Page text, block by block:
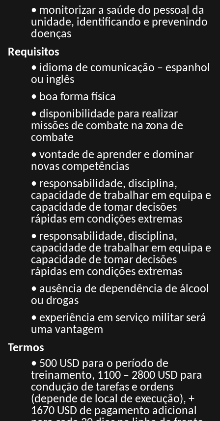
• monitorizar a saúde do pessoal da
unidade, identificando e prevenindo
doenças
Requisitos
• idioma de comunicação – espanhol
ou inglês
• boa forma física
• disponibilidade para realizar
missões de combate na zona de
combate
• vontade de aprender e dominar
novas competências
• responsabilidade, disciplina,
capacidade de trabalhar em equipa e
capacidade de tomar decisões
rápidas em condições extremas
• responsabilidade, disciplina,
capacidade de trabalhar em equipa e
capacidade de tomar decisões
rápidas em condições extremas
• ausência de dependência de álcool
ou drogas
• experiência em serviço militar será
uma vantagem
Termos
• 500 USD para o período de
treinamento, 1100 – 2800 USD para
condução de tarefas e ordens
(depende de local de execução), +
1670 USD de pagamento adicional